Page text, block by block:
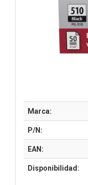
Marca:
P/N:
EAN:
Disponibilidad: